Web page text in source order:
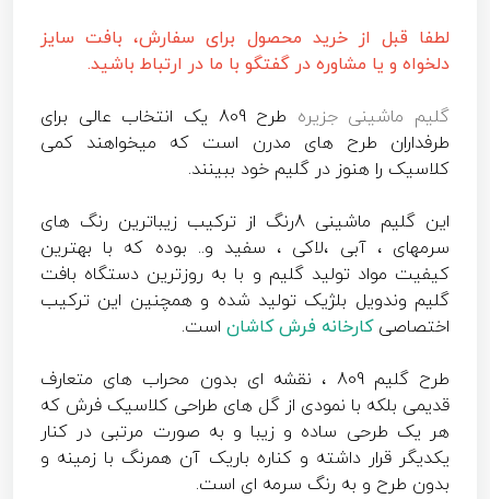
لطفا قبل از خرید محصول برای سفارش، بافت سایز
دلخواه و یا مشاوره در گفتگو با ما در ارتباط باشید.
گلیم ماشینی جزیره
طرح 809 یک انتخاب عالی برای
طرفداران طرح های مدرن است که میخواهند کمی
کلاسیک را هنوز در گلیم خود ببینند.
این گلیم ماشینی 8رنگ از ترکیب زیباترین رنگ های
سرمهای ، آبی ،لاکی ، سفید و.. بوده که با بهترین
کیفیت مواد تولید گلیم و با به روزترین دستگاه بافت
گلیم وندویل بلژیک تولید شده و همچنین این ترکیب
اختصاصی کارخانه فرش کاشان است.
طرح گلیم 809 ، نقشه ای بدون محراب های متعارف
قدیمی بلکه با نمودی از گل های طراحی کلاسیک فرش که
هر یک طرحی ساده و زیبا و به صورت مرتبی در کنار
یکدیگر قرار داشته و کناره باریک آن همرنگ با زمینه و
بدون طرح و به رنگ سرمه ای است.